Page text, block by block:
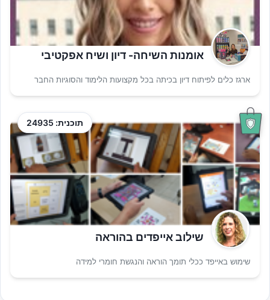
אומנות השיחה- דיון ושיח אפקטיבי
ארגז כלים לפיתוח דיון בכיתה בכל מקצועות הלימוד והסוגיות החבר
תוכנית: 24935
שילוב אייפדים בהוראה
שימוש באייפד ככלי תומך הוראה והנגשת חומרי למידה